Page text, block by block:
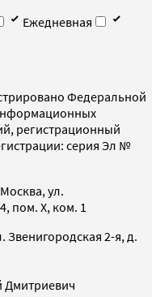
Ежедневная
Федеральной
регистрационный
серия Эл №
ул.
пом. X, ком. 1
Звенигородская 2-я, д.
Дмитриевич